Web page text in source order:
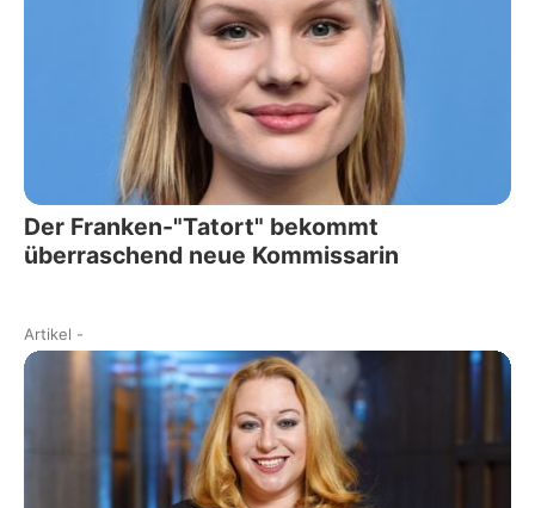
Der Franken-"Tatort" bekommt
überraschend neue Kommissarin
Artikel -